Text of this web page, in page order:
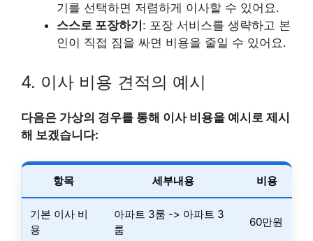
기를 선택하면 저렴하게 이사할 수 있어요.
스스로 포장하기 : 포장 서비스를 생략하고 본
인이 직접 짐을 싸면 비용을 줄일 수 있어요.
4. 이사 비용 견적의 예시
다음은 가상의 경우를 통해 이사 비용을 예시로 제시
해 보겠습니다:
항목 세부내용 비용
기본 이사 비
용
아파트 3룸 -> 아파트 3
룸
60만원